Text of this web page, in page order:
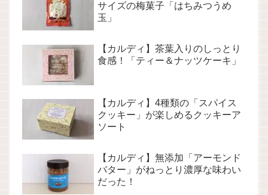
サイズの梅菓子「はちみつうめ
玉」
【カルディ】茶葉入りのしっとり
食感！「ティー＆ナッツケーキ」
【カルディ】4種類の「スパイス
クッキー」が楽しめるクッキーア
ソート
【カルディ】無添加「アーモンド
バター」がねっとり濃厚な味わい
だった！